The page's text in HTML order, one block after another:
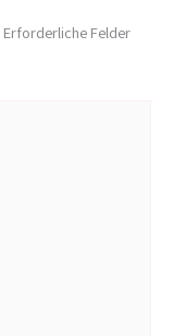
Erforderliche Felder